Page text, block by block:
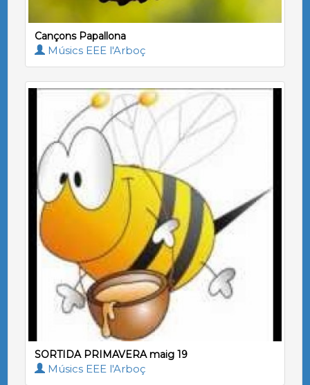
Cançons Papallona
Músics EEE l'Arboç
SORTIDA PRIMAVERA maig 19
Músics EEE l'Arboç